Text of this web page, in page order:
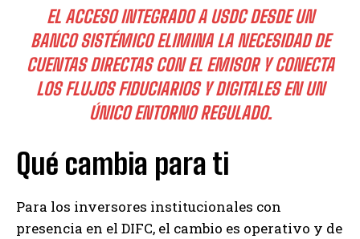
EL ACCESO INTEGRADO A USDC DESDE UN
BANCO SISTÉMICO ELIMINA LA NECESIDAD DE
CUENTAS DIRECTAS CON EL EMISOR Y CONECTA
LOS FLUJOS FIDUCIARIOS Y DIGITALES EN UN
ÚNICO ENTORNO REGULADO.
Qué cambia para ti
Para los inversores institucionales con
presencia en el DIFC, el cambio es operativo y de